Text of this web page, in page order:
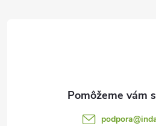
podpora@